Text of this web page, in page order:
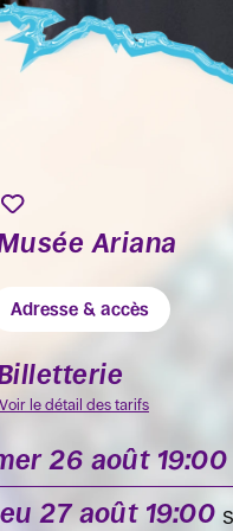
Ariana
Adresse & accès
Voir le détail des tarifs
26 août 19:00
27 août 19:00